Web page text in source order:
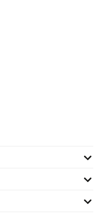
satisfait du produit. A voir au
un peu "fragile" (n'est pas droit
pense..
including the feet it's a total of